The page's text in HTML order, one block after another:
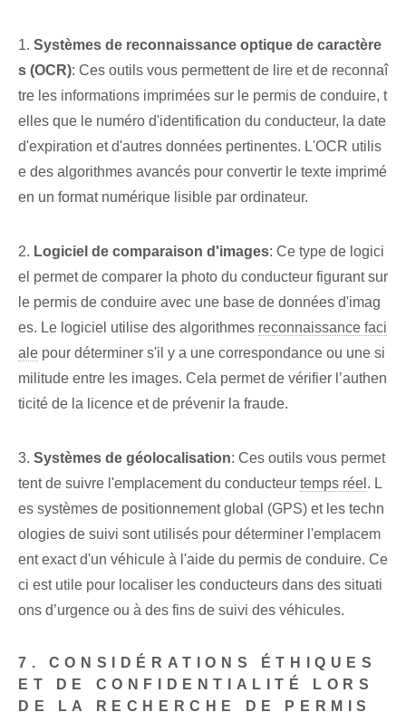
1. Systèmes de reconnaissance optique de caractère
s (OCR): Ces outils vous permettent de lire et de reconnaî
tre les informations imprimées sur le permis de conduire, t
elles que le numéro d'identification du conducteur, la date
d'expiration et d'autres données pertinentes. L'OCR utilis
e des algorithmes avancés pour convertir le texte imprimé
en un format numérique lisible par ordinateur.
2. Logiciel de comparaison d'images: Ce type de logici
el permet de comparer la photo du conducteur figurant sur
le permis de conduire avec une base de données d'imag
es. Le logiciel utilise des algorithmes reconnaissance faci
ale pour déterminer s'il y a une correspondance ou une si
militude entre les images. Cela permet de vérifier l’authen
ticité de la licence et de prévenir la fraude.
3. Systèmes de géolocalisation: Ces outils vous permet
tent de suivre l'emplacement du conducteur temps réel . L
es systèmes de positionnement global (GPS) et les techn
ologies de suivi sont utilisés pour déterminer l'emplacem
ent exact d'un véhicule à l'aide du permis de conduire. Ce
ci est utile pour localiser les conducteurs dans des situati
ons d’urgence ou à des fins de suivi des véhicules.
7. CONSIDÉRATIONS ÉTHIQUES
ET DE CONFIDENTIALITÉ LORS
DE LA RECHERCHE DE PERMIS